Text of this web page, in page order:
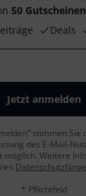
50 Gutscheinen
Deals
Jetzt anmelden
stimmen Sie
des E-Mail-
Weitere
* Pflichtfeld